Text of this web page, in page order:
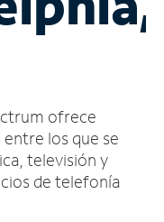
ofrece
los que se
televisión y
de telefonía